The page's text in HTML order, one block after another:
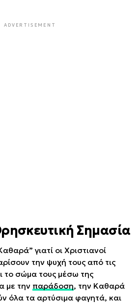
ADVERTISEMENT
Σημασία
γιατί οι Χριστιανοί
την ψυχή τους από τις
το σώμα τους μέσω της
με την παράδοση, την Καθαρά
όλα τα αρτύσιμα φαγητά, και